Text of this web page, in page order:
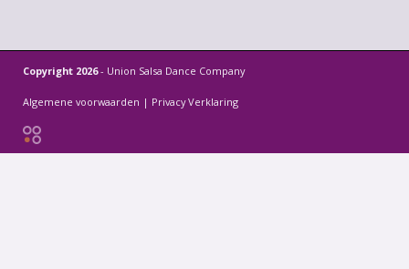
Copyright 2026- Union Salsa Dance Company
Algemene voorwaarden | Privacy Verklaring